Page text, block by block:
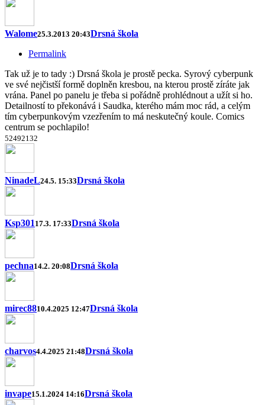
Walome25.3.2013 20:43Drsná škola
Permalink
Tak už je to tady :) Drsná škola je prostě pecka. Syrový cyberpunk
ve své nejčistší formě doplněn kresbou, na kterou prostě zíráte jak
vrána. Panel po panelu je třeba si pořádně prohlédnout a užít si ho.
Detailností to překonává i Saudka, kterého mám moc rád, a celým
tím cyberpunkovým vzezřením to má neskutečný koule. Comics
centrum se pochlapilo!
52492132
NinadeL24.5. 15:33Drsná škola
Ksp301 17.3. 17:33Drsná škola
pechna14.2. 20:08Drsná škola
mirec8810.4.2025 12:47Drsná škola
charvos4.4.2025 21:48Drsná škola
invape15.1.2024 14:16Drsná škola